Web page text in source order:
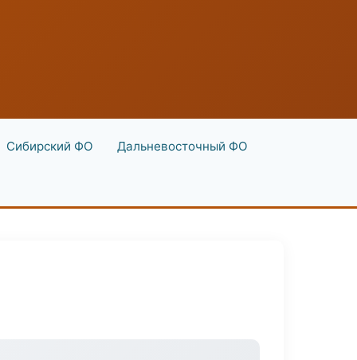
Сибирский ФО Дальневосточный ФО